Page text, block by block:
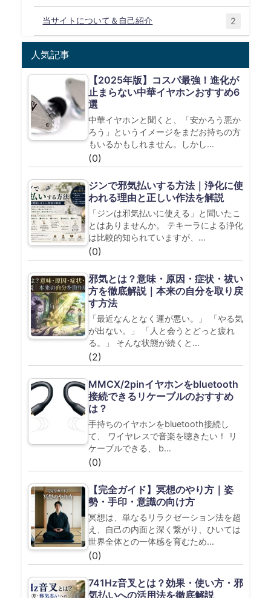
当サイトについて＆自己紹介 2
人気記事
【2025年版】コスパ最強！進化が
止まらない中華イヤホンおすすめ6
選
中華イヤホンと聞くと、「安かろう悪か
ろう」というイメージをまだお持ちの方
もいるかもしれません。しかし…
(0)
ジンで邪気払いする方法｜浄化に使
われる理由と正しい作法を解説
「ジンは邪気払いに使える」と聞いたこ
とはありませんか。 テキーラによる浄化
は比較的知られていますが、…
(0)
邪気とは？意味・原因・症状・祓い
方を徹底解説｜本来の自分を取り戻
す方法
「最近なんとなく運が悪い。」 「やる気
が出ない。」 「人と会うとどっと疲れ
る。」 そんな状態が続くと…
(2)
MMCX/2pinイヤホンをbluetooth
接続できるリケーブルのおすすめ
は？
手持ちのイヤホンをbluetooth接続し
て、 ワイヤレスで音楽を聴きたい！ リ
ケーブルできる、 b…
(0)
【完全ガイド】冥想のやり方｜姿
勢・手印・意識の向け方
冥想は、単なるリラクゼーション法を超
え、自己の内面と深く繋がり、ひいては
世界全体との一体感を育むため…
(0)
741Hz音叉とは？効果・使い方・邪
気払いへの活用法を徹底解説